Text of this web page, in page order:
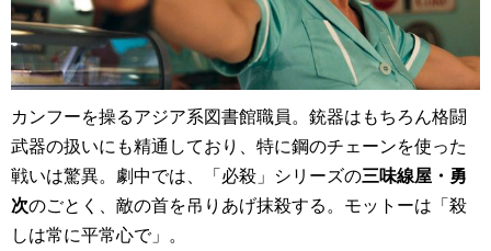
カンフーを操るアジア系図書館職員。銃器はもちろん格闘
武器の扱いにも精通しており、特に鋼のチェーンを使った
戦いは驚異。劇中では、「必殺」シリーズの三味線屋・勇
次のごとく、敵の首を吊りあげ抹殺する。モットーは「殺
しは常に平常心で」。